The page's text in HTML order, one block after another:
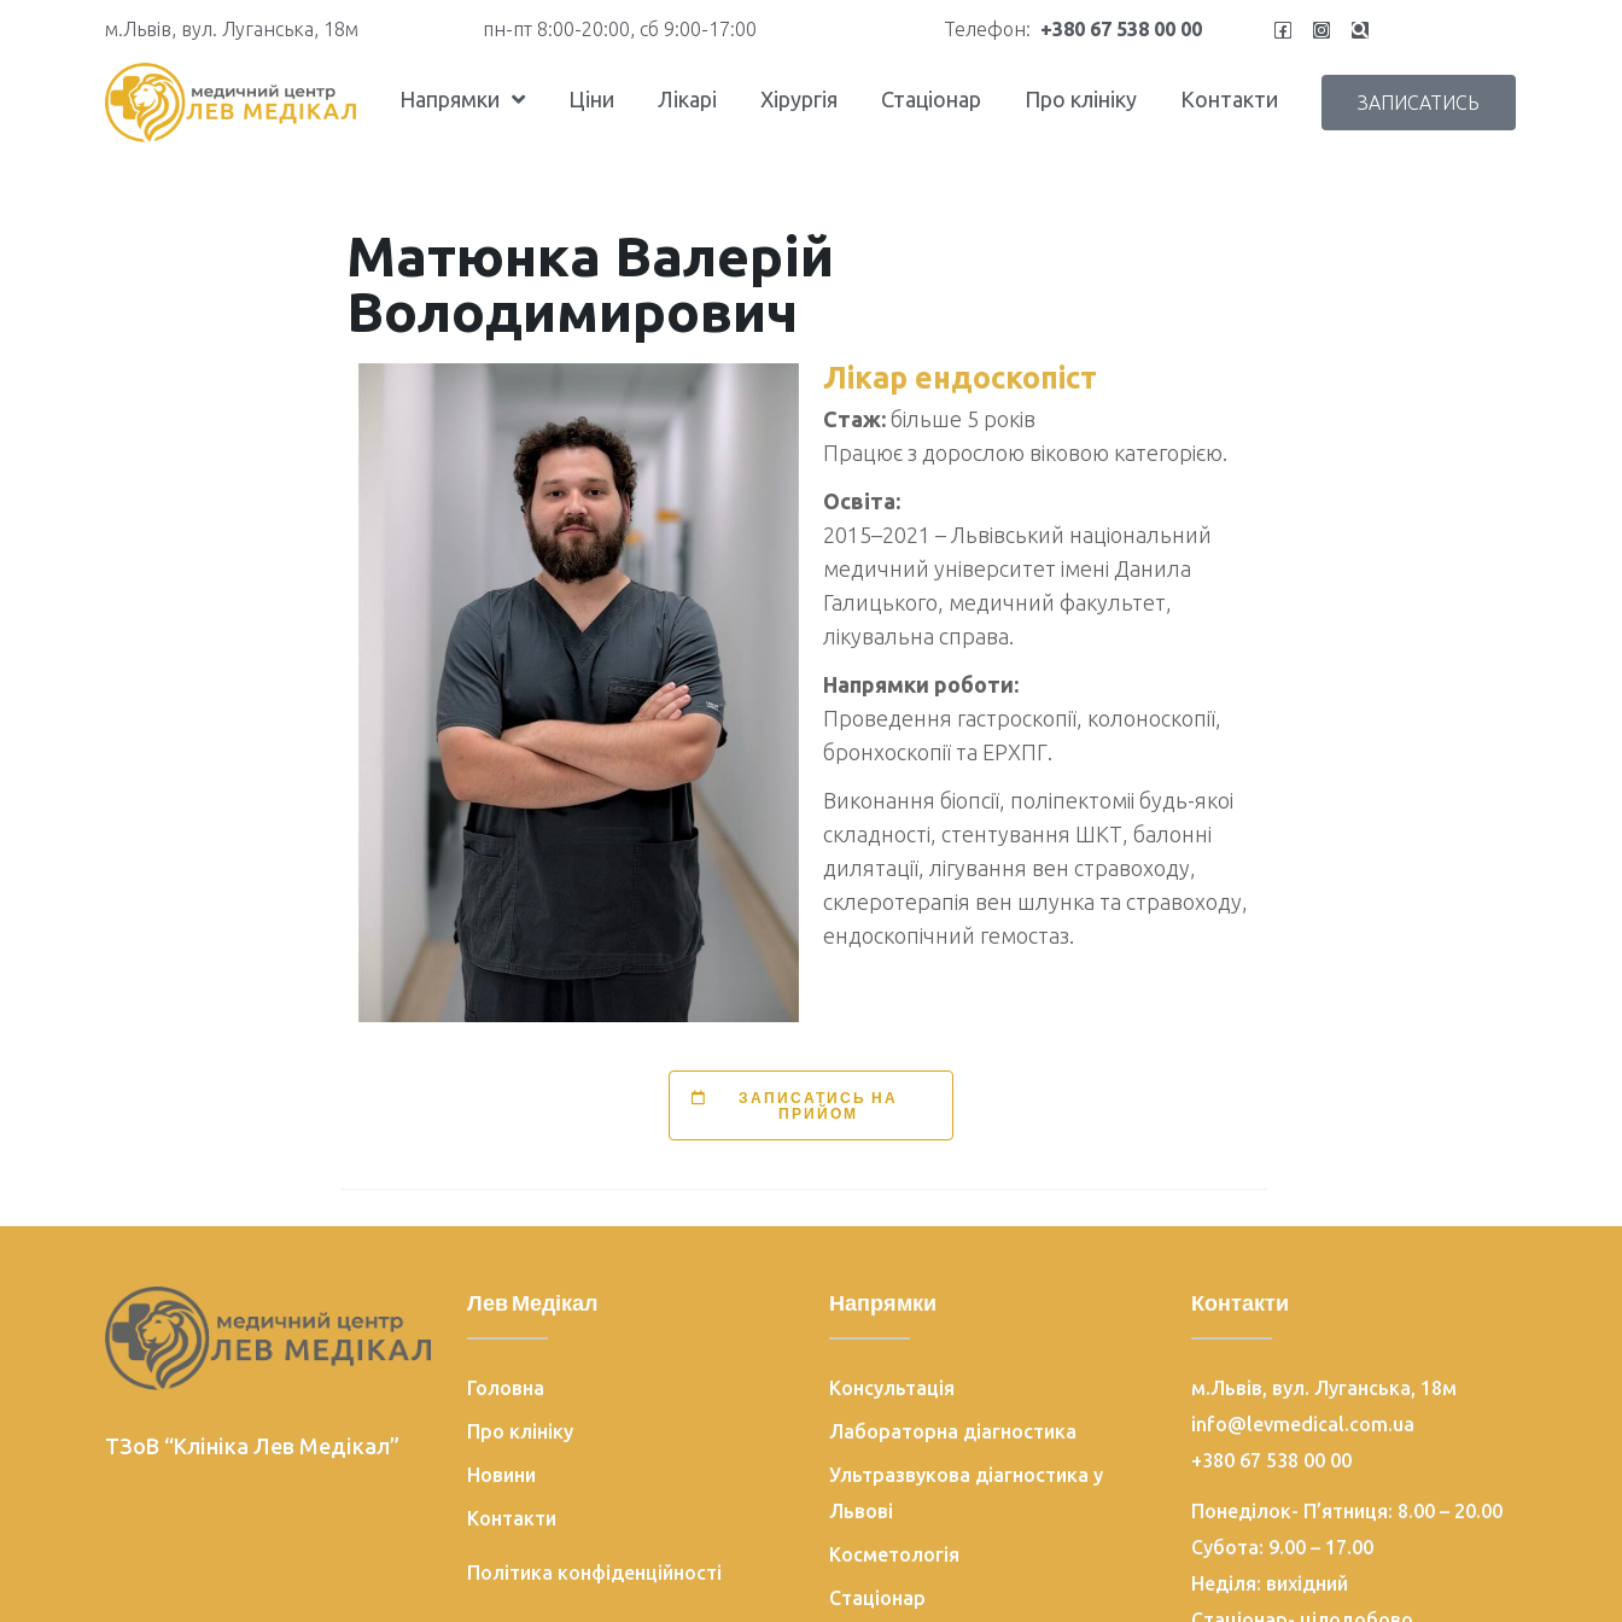
м.Львів, вул. Луганська, 18м пн-пт 8:00-20:00, сб 9:00-17:00 Телефон: +380 67 538 00 00
Напрямки Ціни Лікарі Хірургія Стаціонар Про клініку Контакти ЗАПИСАТИСЬ
Матюнка Валерій
Володимирович
Лікар ендоскопіст
Стаж: більше 5 років
Працює з дорослою віковою категорією.
Освіта:
2015–2021 – Львівський національний
медичний університет імені Данила
Галицького, медичний факультет,
лікувальна справа.
Напрямки роботи:
Проведення гастроскопії, колоноскопії,
бронхоскопії та ЕРХПГ.
Виконання біопсії, поліпектоміі будь-якоі
складності, стентування ШКТ, балонні
дилятації, лігування вен стравоходу,
склеротерапія вен шлунка та стравоходу,
ендоскопічний гемостаз.
ЗАПИСАТИСЬ НА
ПРИЙОМ
ТЗоВ “Клініка Лев Медікал”
Лев Медікал
Головна
Про клініку
Новини
Контакти
Політика конфіденційності
Напрямки
Консультація
Лабораторна діагностика
Ультразвукова діагностика у
Львові
Косметологія
Стаціонар
Контакти
м.Львів, вул. Луганська, 18м
info@levmedical.com.ua
+380 67 538 00 00
Понеділок- П’ятниця: 8.00 – 20.00
Субота: 9.00 – 17.00
Неділя: вихідний